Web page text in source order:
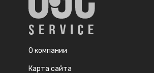
О компании
Карта сайта